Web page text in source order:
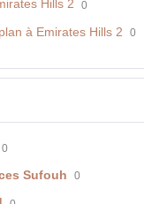
Hills 2 0
à Emirates Hills 2 0
0
Sufouh 0